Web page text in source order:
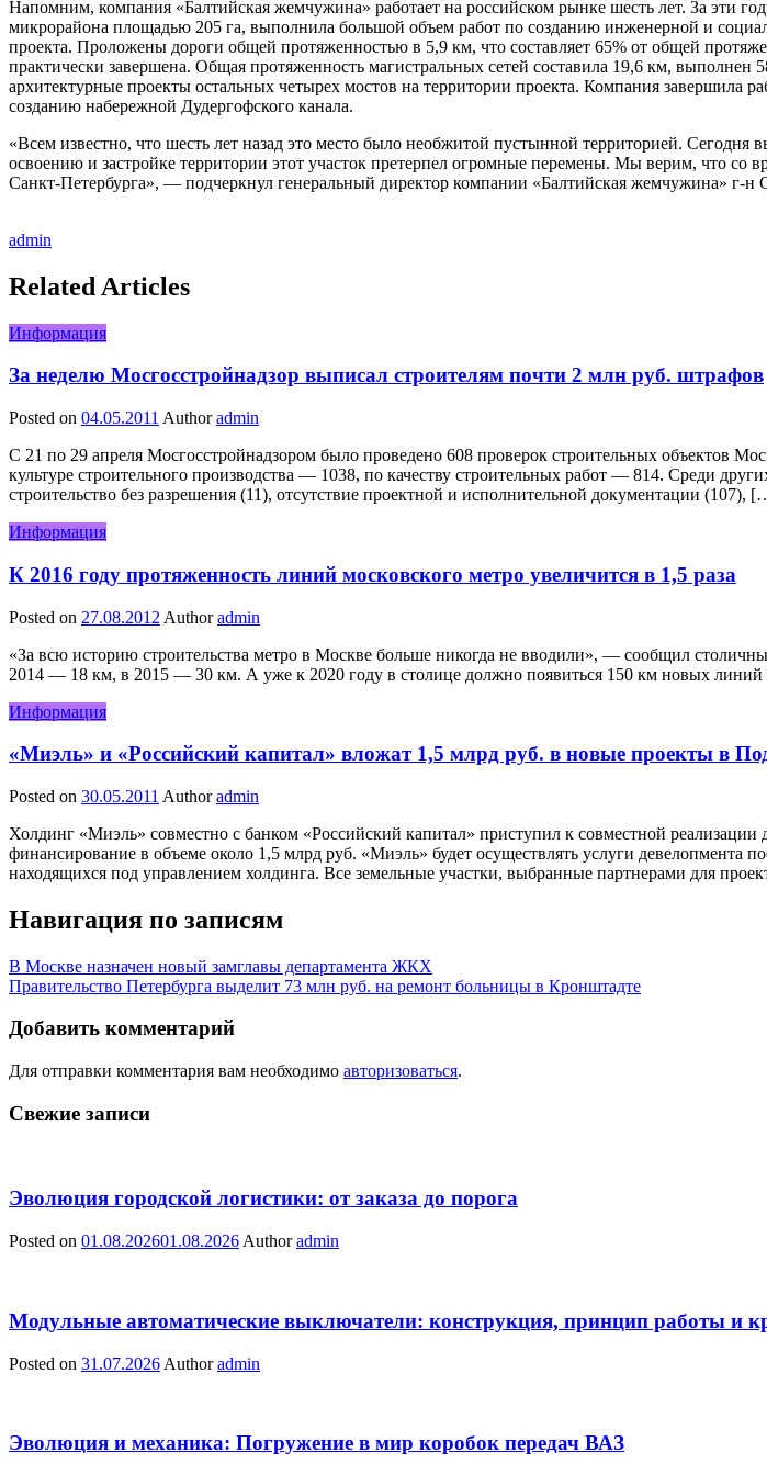
Напомним, компания «Балтийская жемчужина» работает на российском рынке шесть лет. За эти
микрорайона площадью 205 га, выполнила большой объем работ по созданию инженерной и
проекта. Проложены дороги общей протяженностью в 5,9 км, что составляет 65% от общей
практически завершена. Общая протяженность магистральных сетей составила 19,6 км, выполнен
архитектурные проекты остальных четырех мостов на территории проекта. Компания завершила
созданию набережной Дудергофского канала.
«Всем известно, что шесть лет назад это место было необжитой пустынной территорией.
освоению и застройке территории этот участок претерпел огромные перемены. Мы верим, что
Санкт-Петербурга», — подчеркнул генеральный директор компании «Балтийская жемчужина» г-н
admin
Related Articles
Информация
За неделю Мосгосстройнадзор выписал строителям почти 2 млн руб. штрафов
Posted on 04.05.2011 Author admin
С 21 по 29 апреля Мосгосстройнадзором было проведено 608 проверок строительных объектов
культуре строительного производства — 1038, по качеству строительных работ — 814. Среди
строительство без разрешения (11), отсутствие проектной и исполнительной документации (107),
Информация
К 2016 году протяженность линий московского метро увеличится в 1,5 раза
Posted on 27.08.2012 Author admin
«За всю историю строительства метро в Москве больше никогда не вводили», — сообщил
2014 — 18 км, в 2015 — 30 км. А уже к 2020 году в столице должно появиться 150 км новых
Информация
«Миэль» и «Российский капитал» вложат 1,5 млрд руб. в новые проекты в
Posted on 30.05.2011 Author admin
Холдинг «Миэль» совместно с банком «Российский капитал» приступил к совместной
финансирование в объеме около 1,5 млрд руб. «Миэль» будет осуществлять услуги девелопмента
находящихся под управлением холдинга. Все земельные участки, выбранные партнерами для
Навигация по записям
В Москве назначен новый замглавы департамента ЖКХ
Правительство Петербурга выделит 73 млн руб. на ремонт больницы в Кронштадте
Добавить комментарий
Для отправки комментария вам необходимо авторизоваться.
Свежие записи
Эволюция городской логистики: от заказа до порога
Posted on 01.08.202601.08.2026 Author admin
Модульные автоматические выключатели: конструкция, принцип работы и
Posted on 31.07.2026 Author admin
Эволюция и механика: Погружение в мир коробок передач ВАЗ